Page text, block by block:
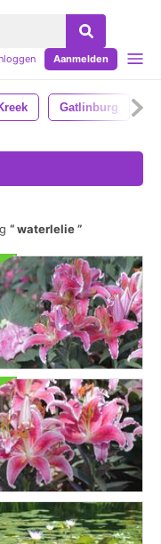
Aanmelden
Gatlinburg
waterlelie